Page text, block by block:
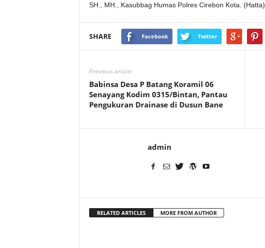
SH., MH., Kasubbag Humas Polres Cirebon Kota. (Hatta)
SHARE Facebook Twitter
Previous article
Babinsa Desa P Batang Koramil 06
Senayang Kodim 0315/Bintan, Pantau
Pengukuran Drainase di Dusun Bane
admin
RELATED ARTICLES MORE FROM AUTHOR